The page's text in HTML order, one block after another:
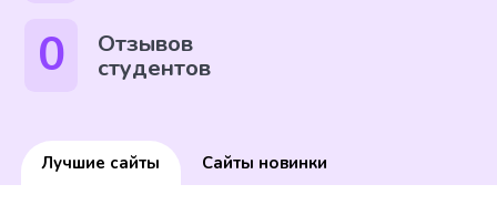
0 Отзывов
студентов
Лучшие сайты Сайты новинки